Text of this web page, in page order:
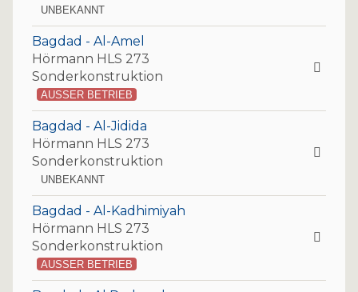
UNBEKANNT
Bagdad - Al-Amel
Hörmann HLS 273
Sonderkonstruktion
AUSSER BETRIEB
Bagdad - Al-Jidida
Hörmann HLS 273
Sonderkonstruktion
UNBEKANNT
Bagdad - Al-Kadhimiyah
Hörmann HLS 273
Sonderkonstruktion
AUSSER BETRIEB